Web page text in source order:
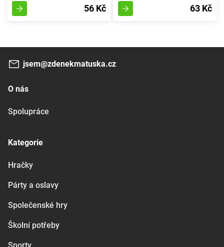
56 Kč 63 Kč
jsem@zdenekmatuska.cz
O nás
Spolupráce
Kategorie
Hračky
Párty a oslavy
Společenské hry
Školní potřeby